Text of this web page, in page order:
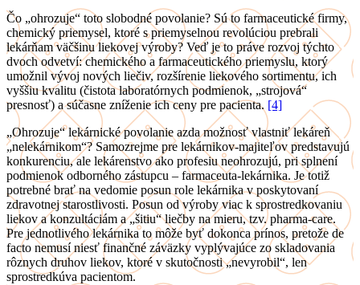
Čo „ohrozuje“ toto slobodné povolanie? Sú to farmaceutické firmy,
chemický priemysel, ktoré s priemyselnou revolúciou prebrali
lekárňam väčšinu liekovej výroby? Veď je to práve rozvoj týchto
dvoch odvetví: chemického a farmaceutického priemyslu, ktorý
umožnil vývoj nových liečiv, rozšírenie liekového sortimentu, ich
vyššiu kvalitu (čistota laboratórnych podmienok, „strojová“
presnosť) a súčasne zníženie ich ceny pre pacienta. [4]
„Ohrozuje“ lekárnické povolanie azda možnosť vlastniť lekáreň
„nelekárnikom“? Samozrejme pre lekárnikov-majiteľov predstavujú
konkurenciu, ale lekárenstvo ako profesiu neohrozujú, pri splnení
podmienok odborného zástupcu – farmaceuta-lekárnika. Je totiž
potrebné brať na vedomie posun role lekárnika v poskytovaní
zdravotnej starostlivosti. Posun od výroby viac k sprostredkovaniu
liekov a konzultáciám a „šitiu“ liečby na mieru, tzv. pharma-care.
Pre jednotlivého lekárnika to môže byť dokonca prínos, pretože de
facto nemusí niesť finančné záväzky vyplývajúce zo skladovania
rôznych druhov liekov, ktoré v skutočnosti „nevyrobil“, len
sprostredkúva pacientom.